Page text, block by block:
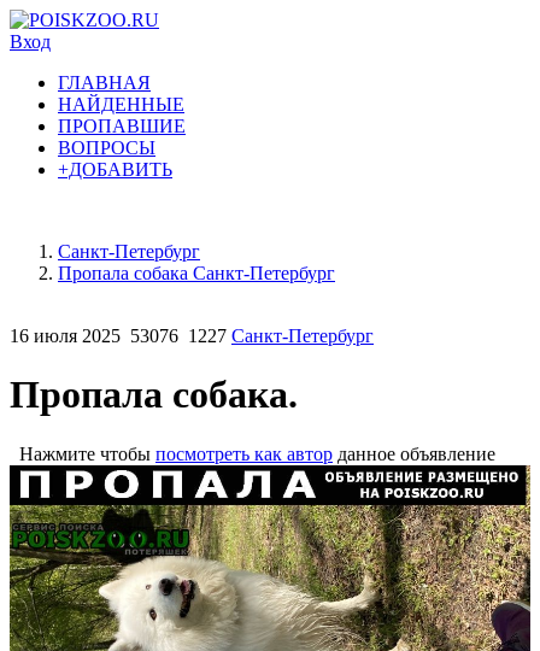
Вход
ГЛАВНАЯ
НАЙДЕННЫЕ
ПРОПАВШИЕ
ВОПРОСЫ
+ДОБАВИТЬ
Санкт-Петербург
Пропала собака Санкт-Петербург
16 июля 2025 53076 1227 Санкт-Петербург
Пропала собака.
Нажмите чтобы посмотреть как автор данное объявление